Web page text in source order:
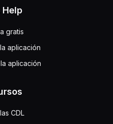
Help
gratis
aplicación
aplicación
CDL